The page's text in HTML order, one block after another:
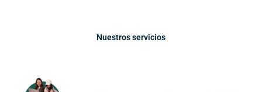
Nuestros servicios